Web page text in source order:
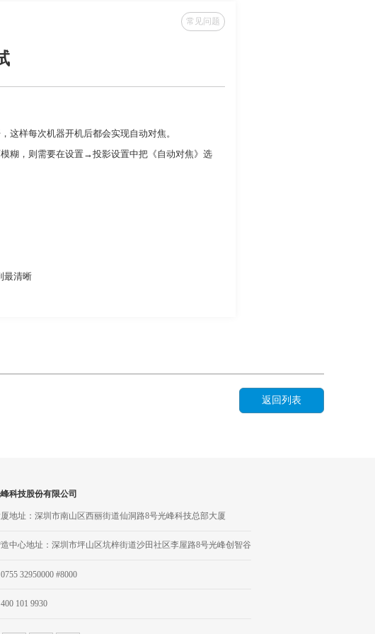
常见问题
，这样每次机器开机后都会实现自动对焦。
糊，则需要在设置→投影设置中把 《自动对焦》选
最清晰
返回列表
科技股份有限公司
地址：深圳市南山区西丽街道仙洞路8号光峰科技总部大厦
中心地址：深圳市坪山区坑梓街道沙田社区李屋路8号光峰创智谷
32950000 #8000
101 9930